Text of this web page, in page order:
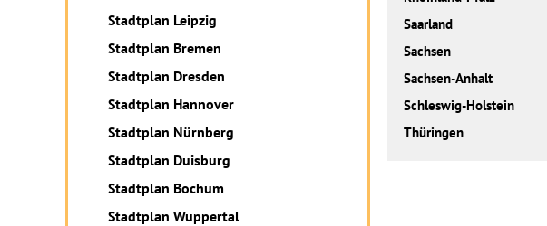
Saarland
Sachsen
Sachsen-Anhalt
Schleswig-Holstein
Thüringen
Stadtplan Leipzig
Stadtplan Bremen
Stadtplan Dresden
Stadtplan Hannover
Stadtplan Nürnberg
Stadtplan Duisburg
Stadtplan Bochum
Stadtplan Wuppertal